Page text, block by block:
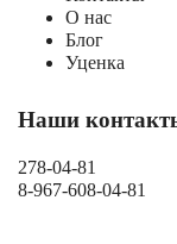
О нас
Блог
Уценка
Наши
278-04-81
8-967-608-04-81